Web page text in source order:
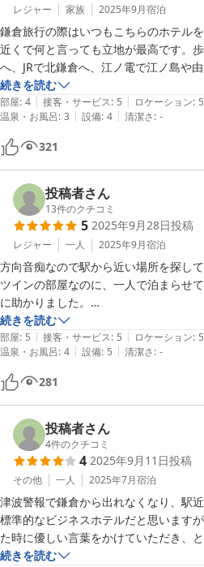
レジャー 家族 2025年9月宿泊
鎌倉旅行の際はいつもこちらのホテル
近くで何と言っても立地が最高です。
へ、JRで北鎌倉へ、江ノ電で江ノ島や
は新しくはないですが、広く、掃除が
からは若宮大路、鶴岡八幡宮の朱の鳥
が素敵でした。チェックイン前もチェ
らえてありがたかったです。今回は2
時はエキストラベッドを用意してもら
続きを読む
部屋: 4 | 接客・サービス: 5 | ロケーション: 5
温泉・お風呂: 3 | 設備: 4 | 清潔さ: -
321
投稿者さん
13件のクチコミ
5 2025年9月28日投稿
レジャー 一人 2025年9月宿泊
方向音痴なので駅から近い場所を探し
ツインの部屋なのに、一人で泊まらせ
に助かりました。
フロントの方も愛想が良くて、荷物も
有って、冷蔵庫に缶のミネラルウォー
下さってたので、冷たくて本当に美味し
朝食も凄く豪華で美味しかったです。
又鎌倉に遊びに来る事が有ったら又泊ま
本当に有難うございました。
続きを読む
部屋: 5 | 接客・サービス: 5 | ロケーション: 5
温泉・お風呂: 4 | 設備: 5 | 清潔さ: -
281
投稿者さん
4件のクチコミ
4 2025年9月11日投稿
その他 一人 2025年7月宿泊
津波警報で鎌倉から出れなくなり、駅
標準的なビジネスホテルだと思います
た時に優しい言葉をかけていただき、
持ちも落ち着きました。
続きを読む